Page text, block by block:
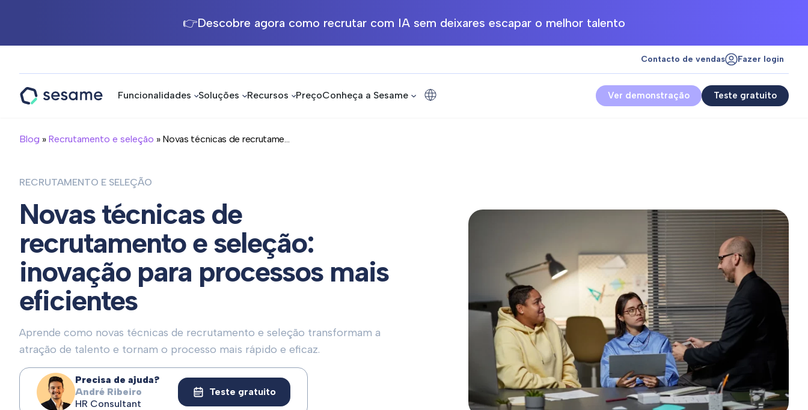
👉Descobre agora como recrutar com IA sem deixares escapar o melhor talento
Contacto de vendas Fazer login
Funcionalidades Soluções Recursos PreçoConheça a Sesame Teste gratuito
Ver demonstração
Blog » Recrutamento e seleção » Novas técnicas de recrutame...
RECRUTAMENTO E SELEÇÃO
Novas técnicas de
recrutamento e seleção:
inovação para processos mais
eficientes
Aprende como novas técnicas de recrutamento e seleção transformam a
atração de talento e tornam o processo mais rápido e eficaz.
Precisa de ajuda?
André Ribeiro
HR Consultant
Teste gratuito